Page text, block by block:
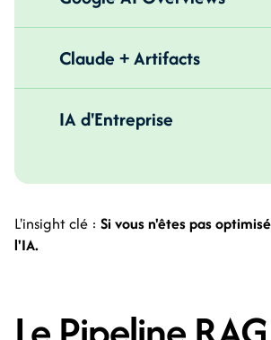
Claude + Artifacts
IA d'Entreprise
L'insight clé : Si vous n'êtes pas
l'IA.